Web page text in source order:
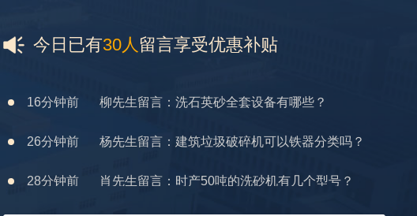
今日已有30人留言享受优惠补贴
26分钟前 杨先生留言：建筑垃圾破碎机可以铁器分类吗？
28分钟前 肖先生留言：时产50吨的洗砂机有几个型号？
31分钟前 马女士留言：我想咨询一条生产线，你们能做吗？